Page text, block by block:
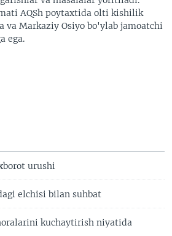
AQSh poytaxtida olti kishilik
va Markaziy Osiyo bo'ylab jamoatchi
ega.
urushi
elchisi bilan suhbat
kuchaytirish niyatida